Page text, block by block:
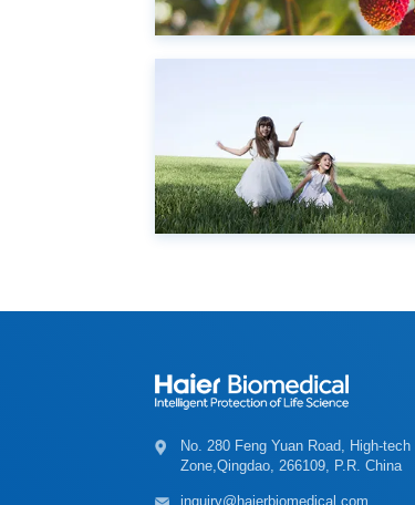
Zone,Qingdao, 266109, P.R. China
inquiry@haierbiomedical.com